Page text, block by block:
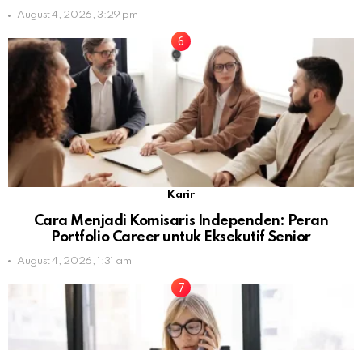
August 4, 2026, 3:29 pm
Karir
Cara Menjadi Komisaris Independen: Peran
Portfolio Career untuk Eksekutif Senior
August 4, 2026, 1:31 am